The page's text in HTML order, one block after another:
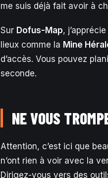
me suis déjà fait avoir à
Sur Dofus-Map,
lieux comme la Mine
d’accès. Vous pouvez
seconde.
NE VOUS
Attention, c’est ici que
n’ont rien à voir avec la
Dirigez-vous vers des